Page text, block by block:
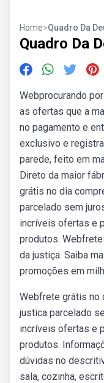
Home>Quadro Da
Quadro Da
Webprocurando
as ofertas que a
no pagamento e
exclusivo e
parede, feito em
Direto da maior
grátis no dia
parcelado sem
incríveis ofertas e
produtos.
da justiça. Saiba
promoções em
Webfrete grátis no
justica parcelado
incríveis ofertas e
produtos.
dúvidas no
sala, cozinha,